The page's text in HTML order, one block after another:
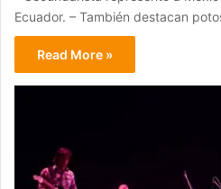
Ecuador. – También destacan
Read More »